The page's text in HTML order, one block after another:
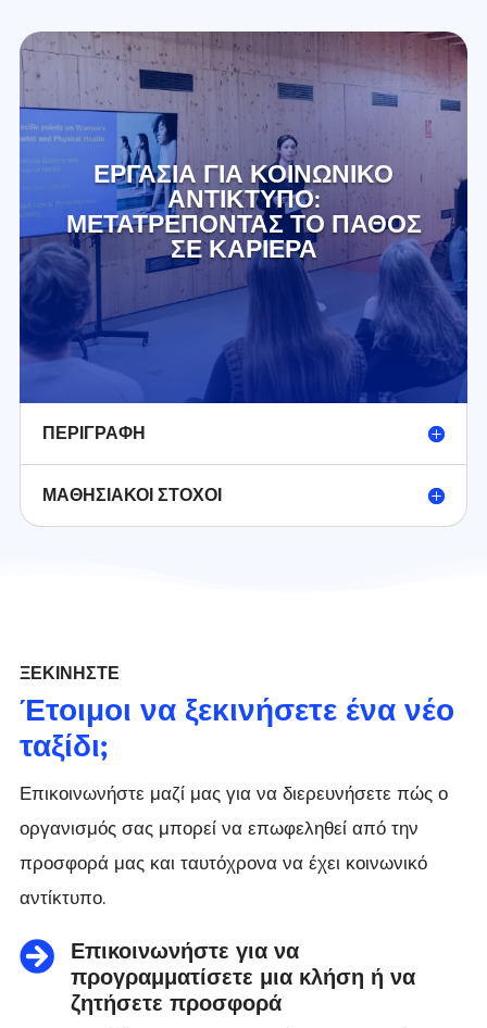
ΕΡΓΑΣΊΑ ΓΙΑ ΚΟΙΝΩΝΙΚΌ
ΑΝΤΊΚΤΥΠΟ:
ΜΕΤΑΤΡΈΠΟΝΤΑΣ ΤΟ ΠΆΘΟΣ
ΣΕ ΚΑΡΙΈΡΑ
ΠΕΡΙΓΡΑΦΉ
ΜΑΘΗΣΙΑΚΟΊ ΣΤΌΧΟΙ
ΞΕΚΙΝΉΣΤΕ
Έτοιμοι να ξεκινήσετε ένα νέο
ταξίδι;
Επικοινωνήστε μαζί μας για να διερευνήσετε πώς ο
οργανισμός σας μπορεί να επωφεληθεί από την
προσφορά μας και ταυτόχρονα να έχει κοινωνικό
αντίκτυπο.
 Επικοινωνήστε για να
προγραμματίσετε μια κλήση ή να
ζητήσετε προσφορά